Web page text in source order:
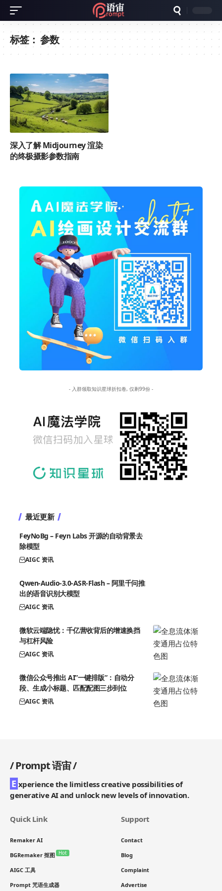
标签： 参数
深入了解 Midjourney 渲染
的终极摄影参数指南
- 入群领取知识星球折扣卷, 仅剩99份 -
最近更新
FeyNoBg – Feyn Labs 开源的自动背景去
除模型
AIGC 资讯
Qwen-Audio-3.0-ASR-Flash – 阿里千问推
出的语音识别大模型
AIGC 资讯
微软云端隐忧：千亿营收背后的增速换挡
与杠杆风险
AIGC 资讯
微信公众号推出 AI”一键排版”：自动分
段、生成小标题、匹配配图三步到位
AIGC 资讯
/Prompt 语宙/
E xperience the limitless creative possibilities of
generative AI and unlock new levels of innovation.
Quick Link
Remaker AI
BGRemaker 抠图 Hot
AIGC 工具
Prompt 咒语生成器
Support
Contact
Blog
Complaint
Advertise